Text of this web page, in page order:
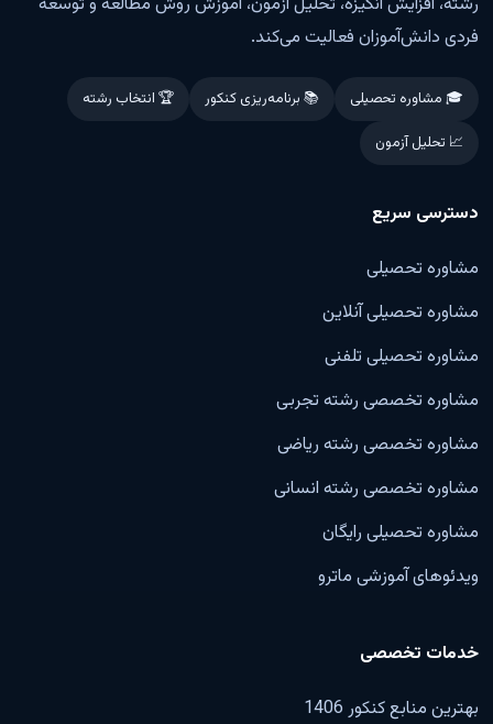
فردی دانش‌آموزان فعالیت می‌کند.
🎓 مشاوره تحصیلی 📚 برنامه‌ریزی کنکور
🏆 انتخاب رشته
📈 تحلیل آزمون
دسترسی سریع
مشاوره تحصیلی
مشاوره تحصیلی آنلاین
مشاوره تحصیلی تلفنی
مشاوره تخصصی رشته تجربی
مشاوره تخصصی رشته ریاضی
مشاوره تخصصی رشته انسانی
مشاوره تحصیلی رایگان
ویدئوهای آموزشی ماترو
خدمات تخصصی
بهترین منابع کنکور 1406